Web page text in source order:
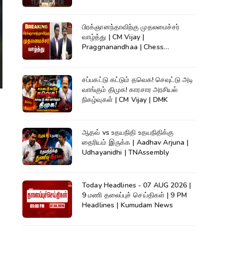
பிரக்ஞானந்தாவிற்கு முதலமைச்சர்
வாழ்த்து | CM Vijay |
Praggnanandhaa | Chess
சப்பகட்டு கட்டும் தவெக! செவுட்டு அடி
வாங்கும் திமுக! காரசார அரசியல்
நிகழ்வுகள் | CM Vijay | DMK
ஆதவ் vs உதயநிதி உதயநிதிக்கு
தைரியம் இருக்க | Aadhav Arjuna |
Udhayanidhi | TNAssembly
Today Headlines - 07 AUG 2026 |
9 மணி தலைப்புச் செய்திகள் | 9 PM
Headlines | Kumudam News